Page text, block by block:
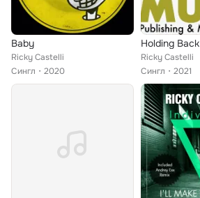
Baby
Ricky Castelli
Сингл
2020
Holding Back
Ricky Castelli
Сингл
2021